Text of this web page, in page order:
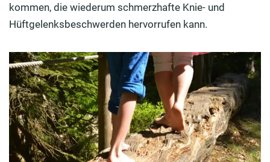
kommen, die wiederum schmerzhafte Knie- und
Hüftgelenksbeschwerden hervorrufen kann.